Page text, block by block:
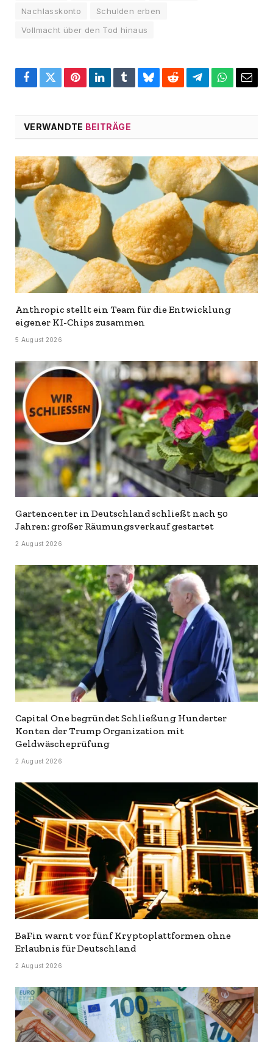
Nachlasskonto
Schulden erben
Vollmacht über den Tod hinaus
Facebook
TwitterPinterestLinkedInTumblrBlueskyRedditTelegramWhatsApp
Email
VERWANDTE BEITRÄGE
Anthropic stellt ein Team für die Entwicklung
eigener KI-Chips zusammen
5 August 2026
Gartencenter in Deutschland schließt nach 50
Jahren: großer Räumungsverkauf gestartet
2 August 2026
Capital One begründet Schließung Hunderter
Konten der Trump Organization mit
Geldwäscheprüfung
2 August 2026
BaFin warnt vor fünf Kryptoplattformen ohne
Erlaubnis für Deutschland
2 August 2026